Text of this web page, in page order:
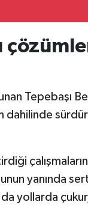
Tepebaşı
dahilinde
yanında
da yollarda